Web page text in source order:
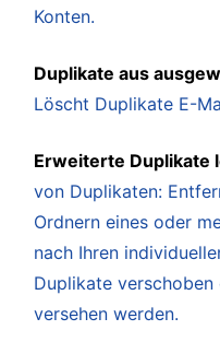
Konten.
Duplikate aus
Löscht Duplikate E-
Erweiterte Duplikate
von Duplikaten:
Ordnern eines oder
nach Ihren
Duplikate
versehen werden.